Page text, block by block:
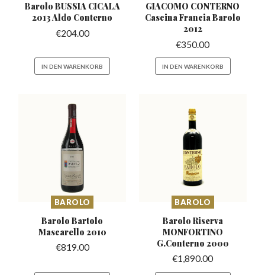
Barolo BUSSIA CICALA
2013 Aldo Conterno
€204.00
IN DEN WARENKORB
GIACOMO CONTERNO
Cascina Francia Barolo
2012
€350.00
IN DEN WARENKORB
BAROLO
Barolo Bartolo
Mascarello 2010
€819.00
BAROLO
Barolo Riserva
MONFORTINO
G.Conterno 2000
€1,890.00